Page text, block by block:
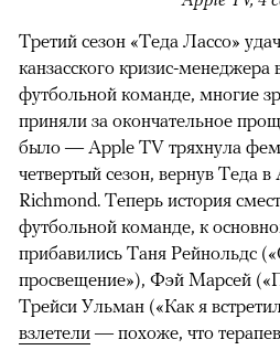
00:00 / 00:00
Третий сезон «Теда Лассо»
канзасского кризис-менеджера
футбольной команде, многие
приняли за окончательное
было — Apple TV тряхнула
четвертый сезон, вернув Теда
Richmond. Теперь история
футбольной команде, к
прибавились Таня Рейнольдс
просвещение»), Фэй Марсей
Трейси Ульман («Как я
взлетели — похоже, что